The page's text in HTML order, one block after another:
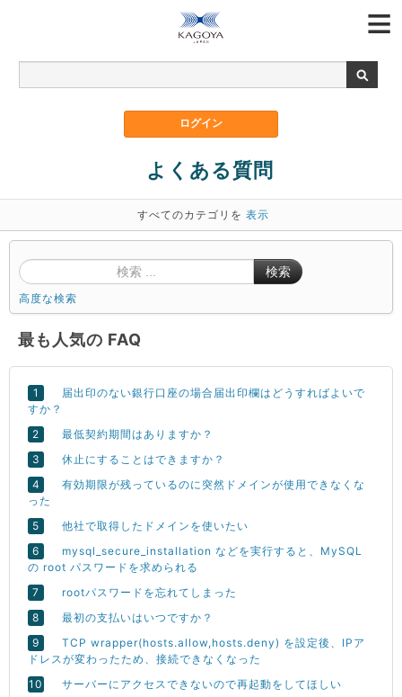
よくある質問
すべてのカテゴリを 表示
検索
高度な検索
最も人気の FAQ
届出印のない銀行口座の場合届出印欄はどうすればよいで
すか？
最低契約期間はありますか？
休止にすることはできますか？
有効期限が残っているのに突然ドメインが使用できなくな
った
他社で取得したドメインを使いたい
mysql_secure_installation などを実行すると、MySQL
の root パスワードを求められる
rootパスワードを忘れてしまった
最初の支払いはいつですか？
TCP wrapper(hosts.allow,hosts.deny) を設定後、IPア
ドレスが変わったため、接続できなくなった
サーバーにアクセスできないので再起動をしてほしい